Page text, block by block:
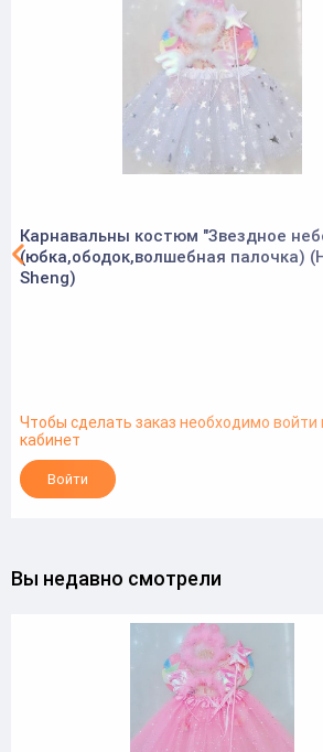
Карнавальны костюм "Звездное
(юбка,ободок,волшебная палочка)
Sheng)
Чтобы сделать заказ необходимо войти
кабинет
Войти
Вы недавно смотрели